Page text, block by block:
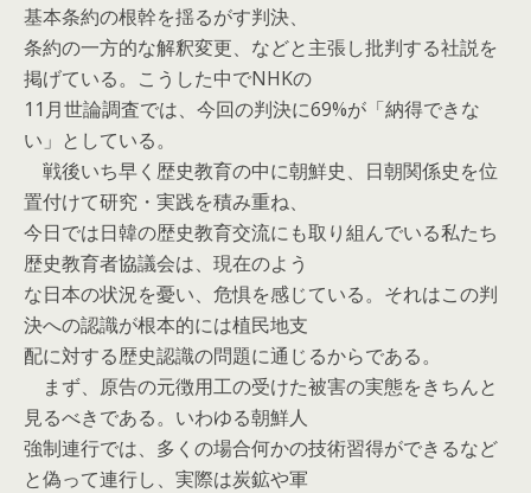
基本条約の根幹を揺るがす判決、
条約の一方的な解釈変更、などと主張し批判する社説を
掲げている。こうした中でNHKの
11月世論調査では、今回の判決に69%が「納得できな
い」としている。
戦後いち早く歴史教育の中に朝鮮史、日朝関係史を位
置付けて研究・実践を積み重ね、
今日では日韓の歴史教育交流にも取り組んでいる私たち
歴史教育者協議会は、現在のよう
な日本の状況を憂い、危惧を感じている。それはこの判
決への認識が根本的には植民地支
配に対する歴史認識の問題に通じるからである。
まず、原告の元徴用工の受けた被害の実態をきちんと
見るべきである。いわゆる朝鮮人
強制連行では、多くの場合何かの技術習得ができるなど
と偽って連行し、実際は炭鉱や軍